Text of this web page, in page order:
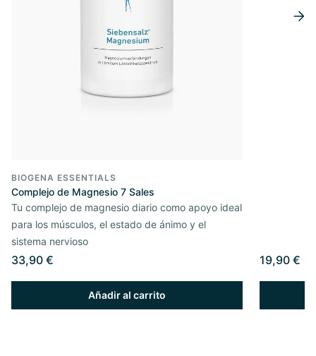
BIOGENA ESSENTIALS
Complejo de Magnesio 7 Sales
Tu complejo de magnesio diario como apoyo ideal
para los músculos, el estado de ánimo y el
sistema nervioso
33,90 €
Añadir al carrito
19,90 €